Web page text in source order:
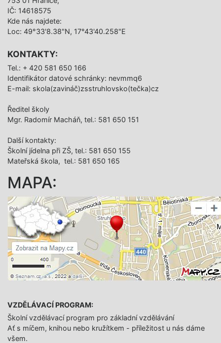
IČ: 14618575
Kde nás najdete:
Loc: 49°33'8.38"N, 17°43'40.258"E
KONTAKTY:
Tel.: + 420 581 650 166
Identifikátor datové schránky: nevmmq6
E-mail: skola(zavináč)zsstruhlovsko(tečka)cz
Ředitel školy
Mgr. Radomír Macháň, tel.: 581 650 151
Další­ kontakty:
Školní jídelna při ZŠ, tel.: 581 650 155
Mateřská škola, tel.: 581 650 165
MAPA:
VZDĚLÁVACÍ PROGRAM:
Školní vzdělávací program pro základní vzdělávání
Ať s míčem, knihou nebo kružítkem - příležitost u nás dáme
všem.